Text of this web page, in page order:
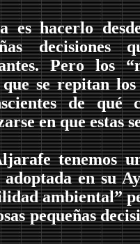
es hacerlo
Pero los
se repitan
de qué
en que estas
tenemos
en su
ambiental”
pequeñas